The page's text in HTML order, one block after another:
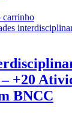
carrinho
– +20
BNCC